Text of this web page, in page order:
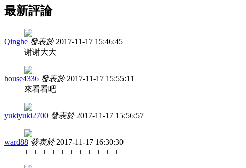
最新評論
Qinghe 發表於 2017-11-17 15:46:45
谢谢大大
house4336 發表於 2017-11-17 15:55:11
來看看吧
yukiyuki2700 發表於 2017-11-17 15:56:57
ward88 發表於 2017-11-17 16:30:30
+++++++++++++++++++++